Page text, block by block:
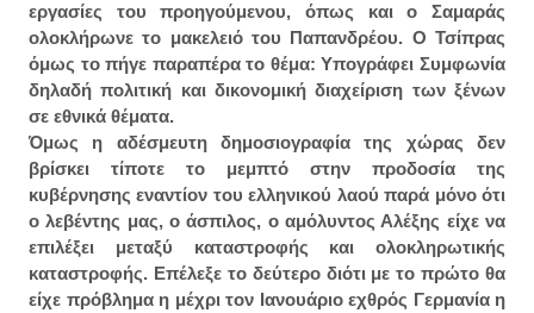
εργασίες του προηγούμενου, όπως και ο Σαμαράς
ολοκλήρωνε το μακελειό του Παπανδρέου. Ο Τσίπρας
όμως το πήγε παραπέρα το θέμα: Υπογράφει Συμφωνία
δηλαδή πολιτική και δικονομική διαχείριση των ξένων
σε εθνικά θέματα.
Όμως η αδέσμευτη δημοσιογραφία της χώρας δεν
βρίσκει τίποτε το μεμπτό στην προδοσία της
κυβέρνησης εναντίον του ελληνικού λαού παρά μόνο ότι
ο λεβέντης μας, ο άσπιλος, ο αμόλυντος Αλέξης είχε να
επιλέξει μεταξύ καταστροφής και ολοκληρωτικής
καταστροφής. Επέλεξε το δεύτερο διότι με το πρώτο θα
είχε πρόβλημα η μέχρι τον Ιανουάριο εχθρός Γερμανία η